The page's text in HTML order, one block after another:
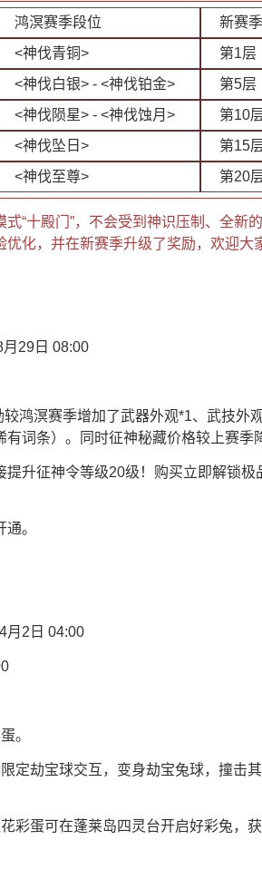
鸿溟赛季段位
新赛
<神伐青铜>
第1层
<神伐白银> - <神伐铂金>
第5层
<神伐陨星> - <神伐蚀月>
第10
<神伐坠日>
第15
<神伐至尊>
第20
“十殿门”，不会受到神识压制、全
化，并在新赛季升级了奖励，欢迎大
29日 08:00
鸿溟赛季增加了武器外观*1、武技外
词条）。同时征神秘藏价格较上赛季
升征神令等级20级！购买立即解锁极
。
月2日 04:00
。
定劫宝球交互，变身劫宝兔球，撞击
彩蛋可在蓬莱岛四灵台开启好彩兔，获